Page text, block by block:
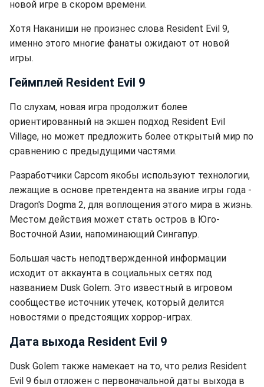
новой игре в скором времени.
Хотя Наканиши не произнес слова Resident Evil 9,
именно этого многие фанаты ожидают от новой
игры.
Геймплей Resident Evil 9
По слухам, новая игра продолжит более
ориентированный на экшен подход Resident Evil
Village, но может предложить более открытый мир по
сравнению с предыдущими частями.
Разработчики Capcom якобы используют технологии,
лежащие в основе претендента на звание игры года -
Dragon's Dogma 2, для воплощения этого мира в жизнь.
Местом действия может стать остров в Юго-
Восточной Азии, напоминающий Сингапур.
Большая часть неподтвержденной информации
исходит от аккаунта в социальных сетях под
названием Dusk Golem. Это известный в игровом
сообществе источник утечек, который делится
новостями о предстоящих хоррор-играх.
Дата выхода Resident Evil 9
Dusk Golem также намекает на то, что релиз Resident
Evil 9 был отложен с первоначальной даты выхода в